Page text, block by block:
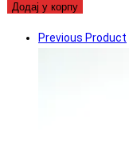
Додај у корпу
Previous Product